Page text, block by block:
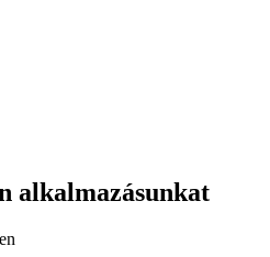
alkalmazásunkat